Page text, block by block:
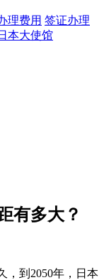
理费用 签证办理
本大使馆
有多大？
，到2050年，日本